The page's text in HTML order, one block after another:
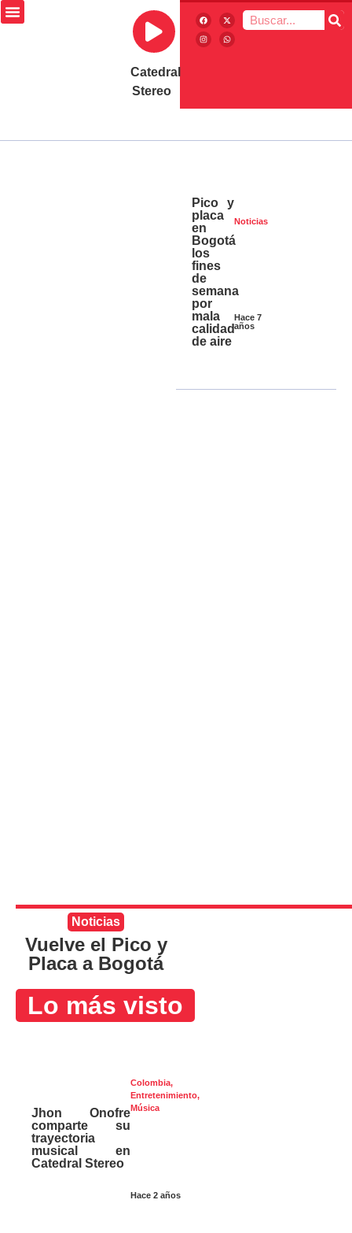
Catedral
Stereo
Noticias
Vuelve el Pico y
Placa a Bogotá
Noticias
Hace 7
años
Pico y
placa
en
Bogotá
los
fines
de
semana
por
mala
calidad
de aire
Lo más visto
Colombia,
Entretenimiento,
Música
Hace 2 años
Jhon Onofre
comparte su
trayectoria
musical en
Catedral Stereo